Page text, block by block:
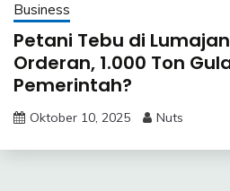
Business
Petani Tebu di
Orderan, 1.000 Ton
Pemerintah?
Oktober 10, 2025 Nuts